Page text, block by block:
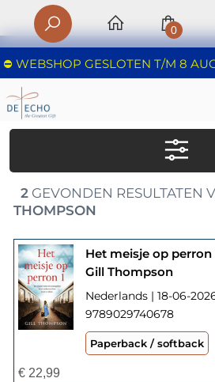
0
2GEVONDEN RESULTATEN
THOMPSON
Het meisje op perron
Gill Thompson
Nederlands | 18-06-
9789029740678
Paperback / softback
€22,99